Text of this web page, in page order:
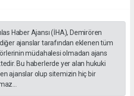
Haber Ajansı (İHA), Demirören
ajanslar tarafından eklenen tüm
müdahalesi olmadan ajans
Bu haberlerde yer alan hukuki
ajanslar olup sitemizin hiç bir